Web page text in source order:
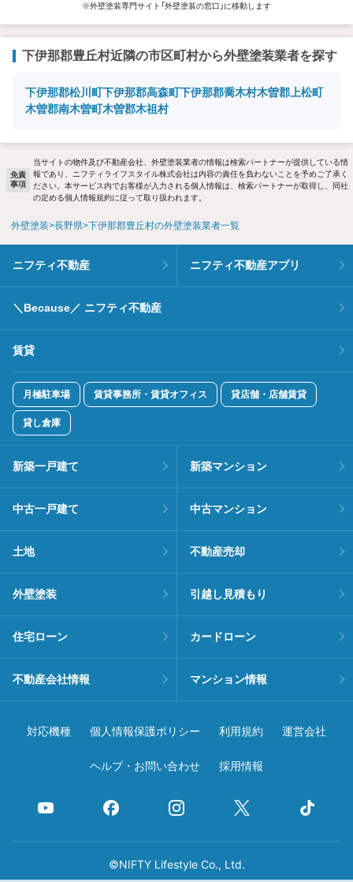
※外壁塗装専門サイト「外壁塗装の窓口」に移動します
下伊那郡豊丘村近隣の市区町村から外壁塗装業者を探す
下伊那郡松川町下伊那郡高森町下伊那郡喬木村木曽郡上松町
木曽郡南木曽町木曽郡木祖村
免責
事項
当サイトの物件及び不動産会社、外壁塗装業者の情報は検索パートナーが提供している情
報であり、ニフティライフスタイル株式会社は内容の責任を負わないことを予めご了承く
ださい。本サービス内でお客様が入力される個人情報は、検索パートナーが取得し、同社
の定める個人情報規約に従って取り扱われます。
外壁塗装 長野県 下伊那郡豊丘村の外壁塗装業者一覧
ニフティ不動産 ニフティ不動産アプリ
＼Because／ ニフティ不動産
賃貸
月極駐車場 賃貸事務所・賃貸オフィス 貸店舗・店舗賃貸
貸し倉庫
新築一戸建て 新築マンション
中古一戸建て 中古マンション
土地 不動産売却
外壁塗装 引越し見積もり
住宅ローン カードローン
不動産会社情報 マンション情報
対応機種 個人情報保護ポリシー 利用規約 運営会社
ヘルプ・お問い合わせ 採用情報
©NIFTY Lifestyle Co., Ltd.